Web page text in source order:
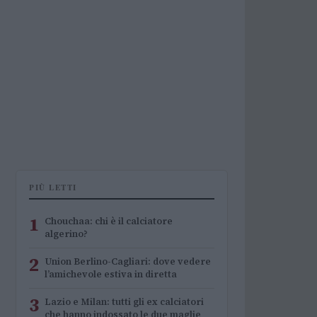
PIÙ LETTI
1 Chouchaa: chi è il calciatore
algerino?
2 Union Berlino-Cagliari: dove vedere
l’amichevole estiva in diretta
3 Lazio e Milan: tutti gli ex calciatori
che hanno indossato le due maglie